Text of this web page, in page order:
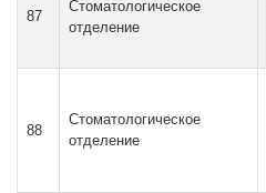
87
Стоматологическое
отделение
88
Стоматологическое
отделение